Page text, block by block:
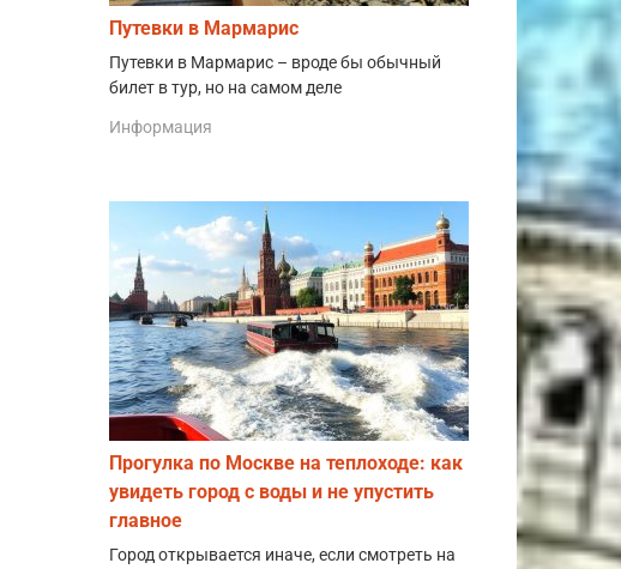
Путевки в Мармарис
Путевки в Мармарис – вроде бы обычный
билет в тур, но на самом деле
Информация
Прогулка по Москве на теплоходе: как
увидеть город с воды и не упустить
главное
Город открывается иначе, если смотреть на